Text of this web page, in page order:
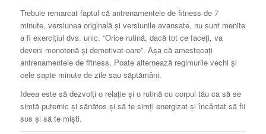
Trebuie remarcat faptul că antrenamentele de fitness de 7
minute, versiunea originală și versiunile avansate, nu sunt menite
a fi exercițiul dvs. unic. “Orice rutină, dacă tot ce faceți, va
deveni monotonă și demotivat-oare”. Așa că amestecați
antrenamentele de fitness. Poate alternează regimurile vechi și
cele șapte minute de zile sau săptămâni.
Ideea este să dezvolți o relație și o rutină cu corpul tău ca să se
simtă puternic și sănătos și să te simți energizat și încântat să fii
sus și să te miști.